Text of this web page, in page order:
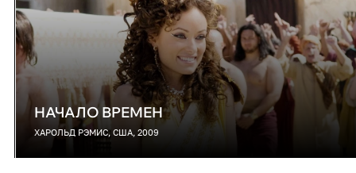
НАЧАЛО ВРЕМЕН
ХАРОЛЬД РЭМИС, США, 2009